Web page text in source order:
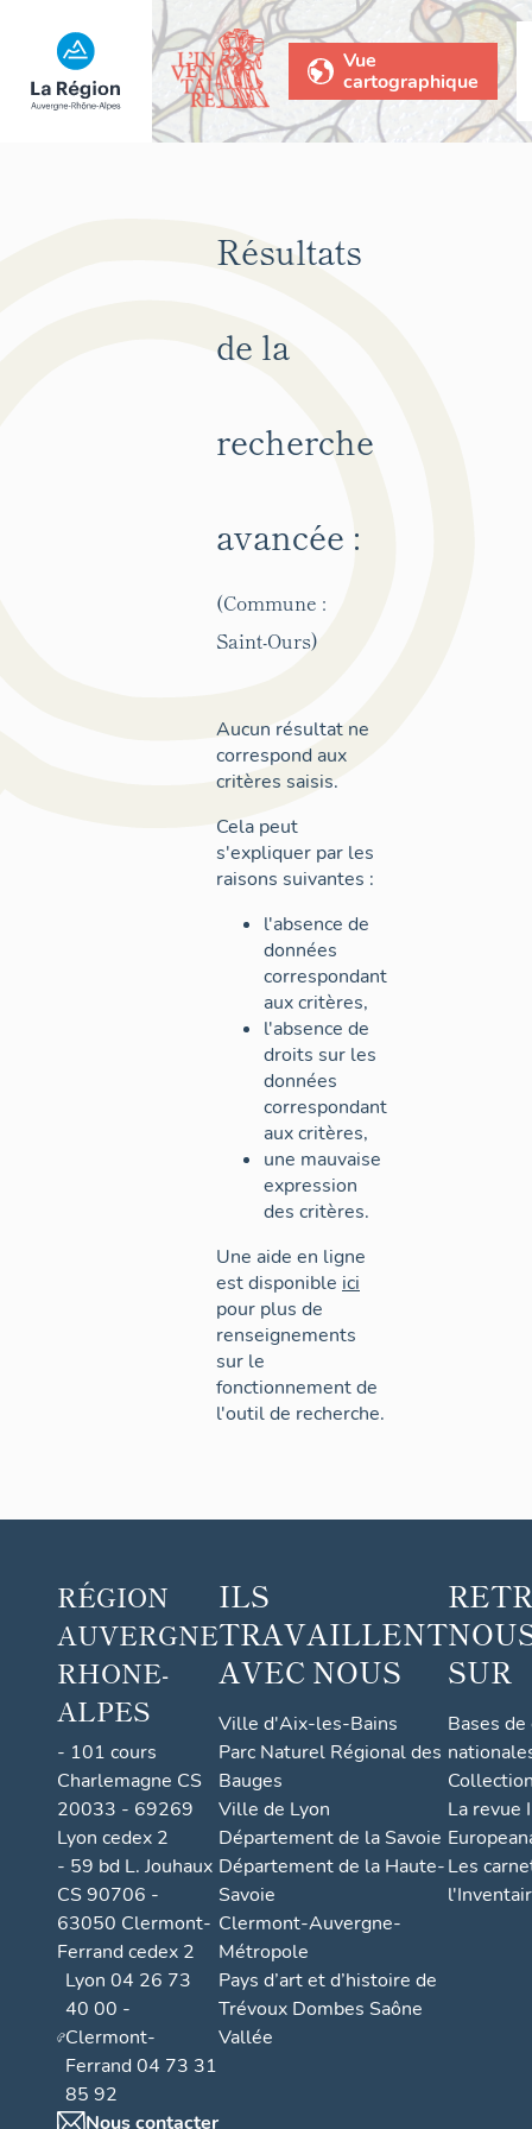
Vue
cartographique
Résultats
de la
recherche
avancée :
(Commune :
Saint-Ours)
Aucun résultat ne
correspond aux
critères saisis.
Cela peut
s'expliquer par les
raisons suivantes :
l'absence de
données
correspondant
aux critères,
l'absence de
droits sur les
données
correspondant
aux critères,
une mauvaise
expression
des critères.
Une aide en ligne
est disponible ici
pour plus de
renseignements
sur le
fonctionnement de
l'outil de recherche.
RÉGION
AUVERGNE
RHONE-
ALPES
- 101 cours
Charlemagne CS
20033 - 69269
Lyon cedex 2
- 59 bd L. Jouhaux
CS 90706 -
63050 Clermont-
Ferrand cedex 2
Lyon 04 26 73
40 00 -
Clermont-
Ferrand 04 73 31
85 92
Nous contacter
ILS
TRAVAILLENT
AVEC NOUS
Ville d'Aix-les-Bains
Parc Naturel Régional des
Bauges
Ville de Lyon
Département de la Savoie
Département de la Haute-
Savoie
Clermont-Auvergne-
Métropole
Pays d’art et d’histoire de
Trévoux Dombes Saône
Vallée
SUR
Bases
La revue
Les